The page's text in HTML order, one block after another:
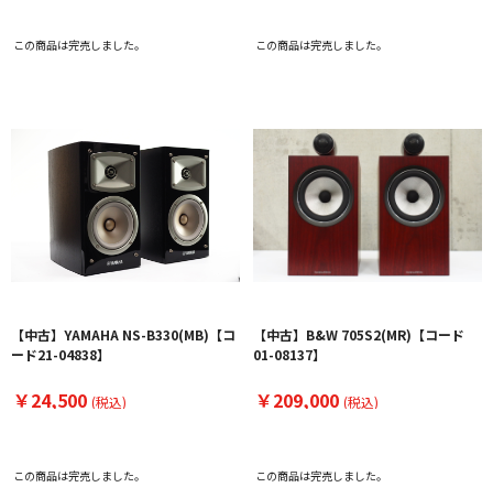
この商品は完売しました。 この商品は完売しました。
【中古】YAMAHA NS-B330(MB)【コ
ード21-04838】
￥24,500 (税込)
この商品は完売しました。
【中古】B&W 705S2(MR)【コード
01-08137】
￥209,000 (税込)
この商品は完売しました。